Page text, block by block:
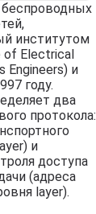
беспроводных
институтом
of Electrical
Engineers) и
году.
два
протокола:
и
доступа
(адреса
layer).